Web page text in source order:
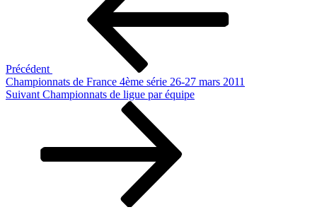
Précédent
Championnats de France 4ème série 26-27 mars 2011
Article
Suivant Championnats de ligue par équipe